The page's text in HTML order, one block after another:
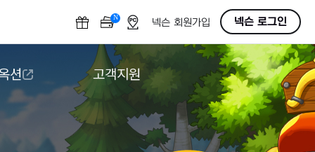
N OFF넥슨 회원가입 넥슨 로그인
션 고객지원
도움말/1:1문의